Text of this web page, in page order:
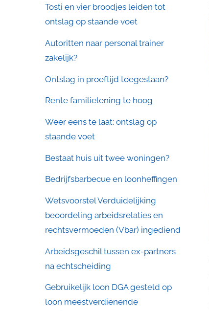
Tosti en vier broodjes leiden tot
ontslag op staande voet
Autoritten naar personal trainer
zakelijk?
Ontslag in proeftijd toegestaan?
Rente familielening te hoog
Weer eens te laat: ontslag op
staande voet
Bestaat huis uit twee woningen?
Bedrijfsbarbecue en loonheffingen
Wetsvoorstel Verduidelijking
beoordeling arbeidsrelaties en
rechtsvermoeden (Vbar) ingediend
Arbeidsgeschil tussen ex-partners
na echtscheiding
Gebruikelijk loon DGA gesteld op
loon meestverdienende